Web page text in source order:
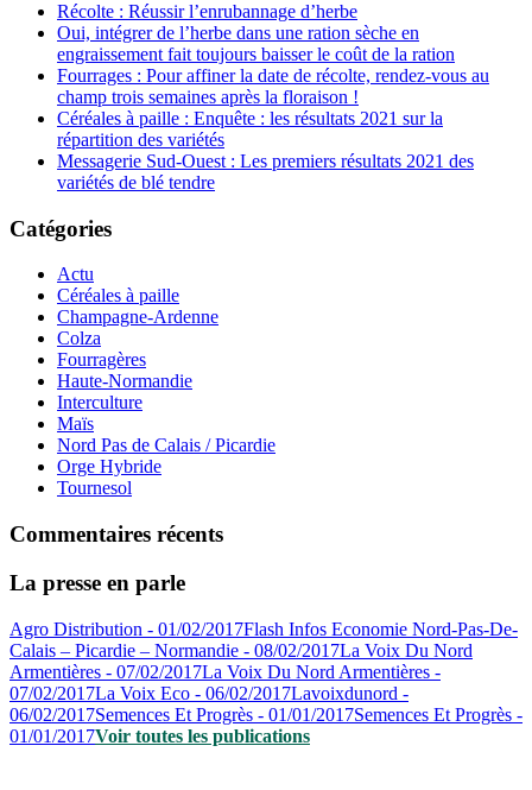
Récolte : Réussir l’enrubannage d’herbe
Oui, intégrer de l’herbe dans une ration sèche en
engraissement fait toujours baisser le coût de la ration
Fourrages : Pour affiner la date de récolte, rendez-vous au
champ trois semaines après la floraison !
Céréales à paille : Enquête : les résultats 2021 sur la
répartition des variétés
Messagerie Sud-Ouest : Les premiers résultats 2021 des
variétés de blé tendre
Catégories
Actu
Céréales à paille
Champagne-Ardenne
Colza
Fourragères
Haute-Normandie
Interculture
Maïs
Nord Pas de Calais / Picardie
Orge Hybride
Tournesol
Commentaires récents
La presse en parle
Agro Distribution - 01/02/2017Flash Infos Economie Nord-Pas-De-
Calais – Picardie – Normandie - 08/02/2017La Voix Du Nord
Armentières - 07/02/2017La Voix Du Nord Armentières -
07/02/2017La Voix Eco - 06/02/2017Lavoixdunord -
06/02/2017Semences Et Progrès - 01/01/2017Semences Et Progrès -
01/01/2017Voir toutes les publications